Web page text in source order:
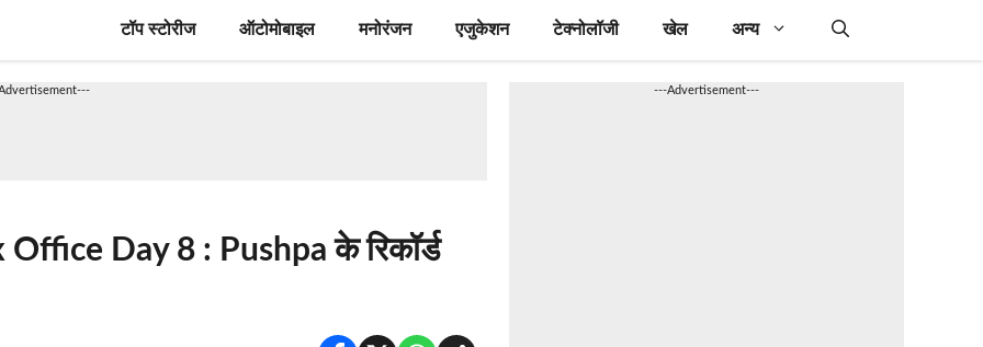
टॉप स्टोरीज ऑटोमोबाइल मनोरंजन एजुकेशन टेक्नोलॉजी खेल अन्य
Day 8 : Pushpa के रिकॉर्ड
---Advertisement---